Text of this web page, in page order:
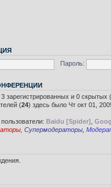
Пароль:
3 зарегистрированных и 0
(24) здесь было Чт окт 01,
Baidu [Spider]
Супермодераторы